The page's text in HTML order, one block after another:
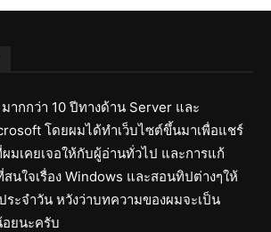
ากกว่า 10 ปีทางด้าน Server และ
โดยผมได้ทำเว็บไซต์ขึ้นมาเพื่อแชร์
มเคยเจอให้กับผู้อ่านทั่วไป และการแก้
นใจเรื่อง Windows และสอนทิปต่างๆให้
ระจำวัน หวังว่าบทความของผมจะเป็น
ยนะครับ